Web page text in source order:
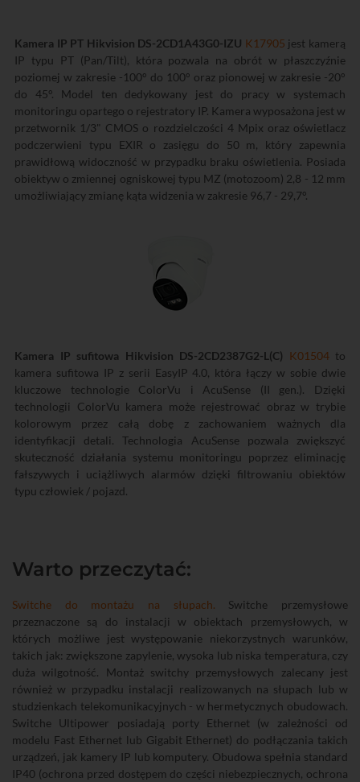
Kamera IP PT Hikvision DS-2CD1A43G0-IZU K17905 jest kamerą
IP typu PT (Pan/Tilt), która pozwala na obrót w płaszczyźnie
poziomej w zakresie -100° do 100° oraz pionowej w zakresie -20°
do 45°. Model ten dedykowany jest do pracy w systemach
monitoringu opartego o rejestratory IP. Kamera wyposażona jest w
przetwornik 1/3" CMOS o rozdzielczości 4 Mpix oraz oświetlacz
podczerwieni typu EXIR o zasięgu do 50 m, który zapewnia
prawidłową widoczność w przypadku braku oświetlenia. Posiada
obiektyw o zmiennej ogniskowej typu MZ (motozoom) 2,8 - 12 mm
umożliwiający zmianę kąta widzenia w zakresie 96,7 - 29,7°.
Kamera IP sufitowa Hikvision DS-2CD2387G2-L(C) K01504to
kamera sufitowa IP z serii EasyIP 4.0, która łączy w sobie dwie
kluczowe technologie ColorVu i AcuSense (II gen.). Dzięki
technologii ColorVu kamera może rejestrować obraz w trybie
kolorowym przez całą dobę z zachowaniem ważnych dla
identyfikacji detali. Technologia AcuSense pozwala zwiększyć
skuteczność działania systemu monitoringu poprzez eliminację
fałszywych i uciążliwych alarmów dzięki filtrowaniu obiektów
typu człowiek / pojazd.
Warto przeczytać:
Switche do montażu na słupach. Switche przemysłowe
przeznaczone są do instalacji w obiektach przemysłowych, w
których możliwe jest występowanie niekorzystnych warunków,
takich jak: zwiększone zapylenie, wysoka lub niska temperatura, czy
duża wilgotność. Montaż switchy przemysłowych zalecany jest
również w przypadku instalacji realizowanych na słupach lub w
studzienkach telekomunikacyjnych - w hermetycznych obudowach.
Switche Ultipower posiadają porty Ethernet (w zależności od
modelu Fast Ethernet lub Gigabit Ethernet) do podłączania takich
urządzeń, jak kamery IP lub komputery. Obudowa spełnia standard
IP40 (ochrona przed dostępem do części niebezpiecznych, ochrona
Converter